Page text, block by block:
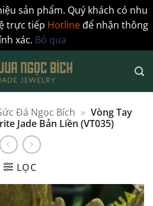
sản phẩm. Quý khách có nhu
trực tiếp Hotlineđể nhận thông
xác. Bỏ qua
Đá Ngọc Bích » Vòng Tay
Jade Bản Liền (VT035)
LỌC